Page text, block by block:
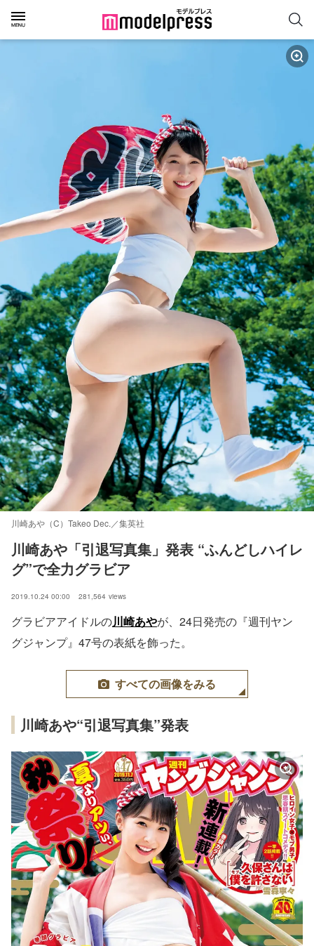
川崎あや（C）Takeo Dec.／集英社
川崎あや「引退写真集」発表 “ふんどしハイレ
グ”で全力グラビア
2019.10.24 00:00 281,564 views
グラビアアイドルの川崎あやが、24日発売の『週刊ヤン
グジャンプ』47号の表紙を飾った。
すべての画像をみる
川崎あや“引退写真集”発表